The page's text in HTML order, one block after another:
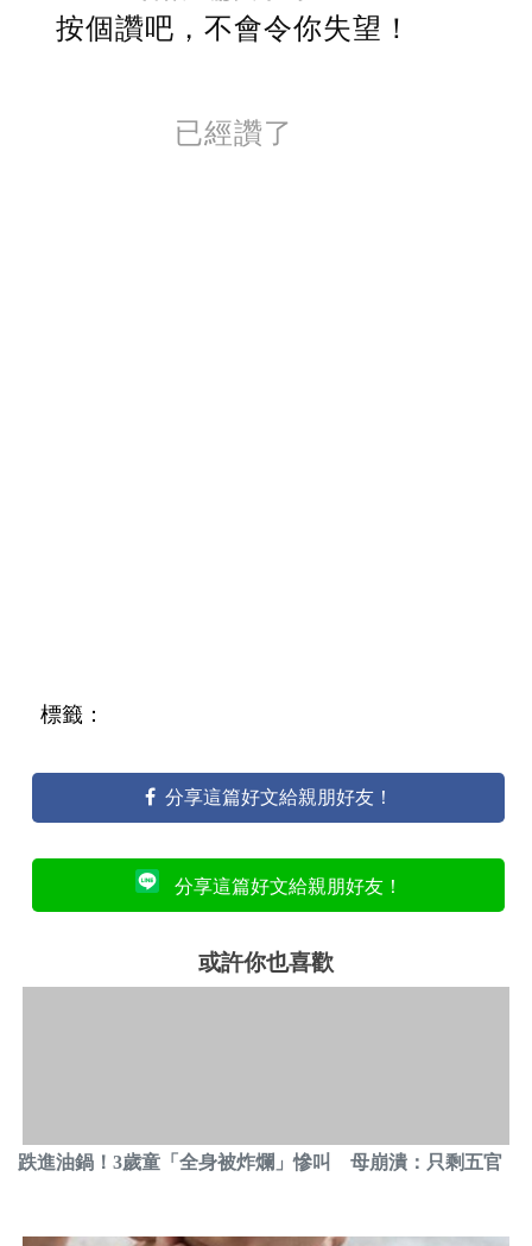
按個讚吧，不會令你失望！
已經讚了
標籤：
分享這篇好文給親朋好友！
分享這篇好文給親朋好友！
或許你也喜歡
跌進油鍋！3歲童「全身被炸爛」慘叫 母崩潰：只剩五官